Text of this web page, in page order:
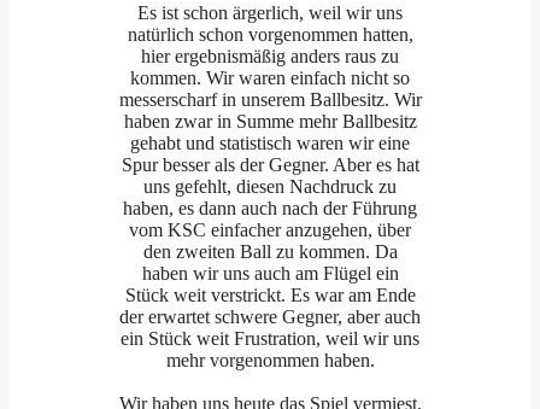
Es ist schon ärgerlich, weil wir uns
natürlich schon vorgenommen hatten,
hier ergebnismäßig anders raus zu
kommen. Wir waren einfach nicht so
messerscharf in unserem Ballbesitz. Wir
haben zwar in Summe mehr Ballbesitz
gehabt und statistisch waren wir eine
Spur besser als der Gegner. Aber es hat
uns gefehlt, diesen Nachdruck zu
haben, es dann auch nach der Führung
vom KSC einfacher anzugehen, über
den zweiten Ball zu kommen. Da
haben wir uns auch am Flügel ein
Stück weit verstrickt. Es war am Ende
der erwartet schwere Gegner, aber auch
ein Stück weit Frustration, weil wir uns
mehr vorgenommen haben.
Wir haben uns heute das Spiel vermiest,